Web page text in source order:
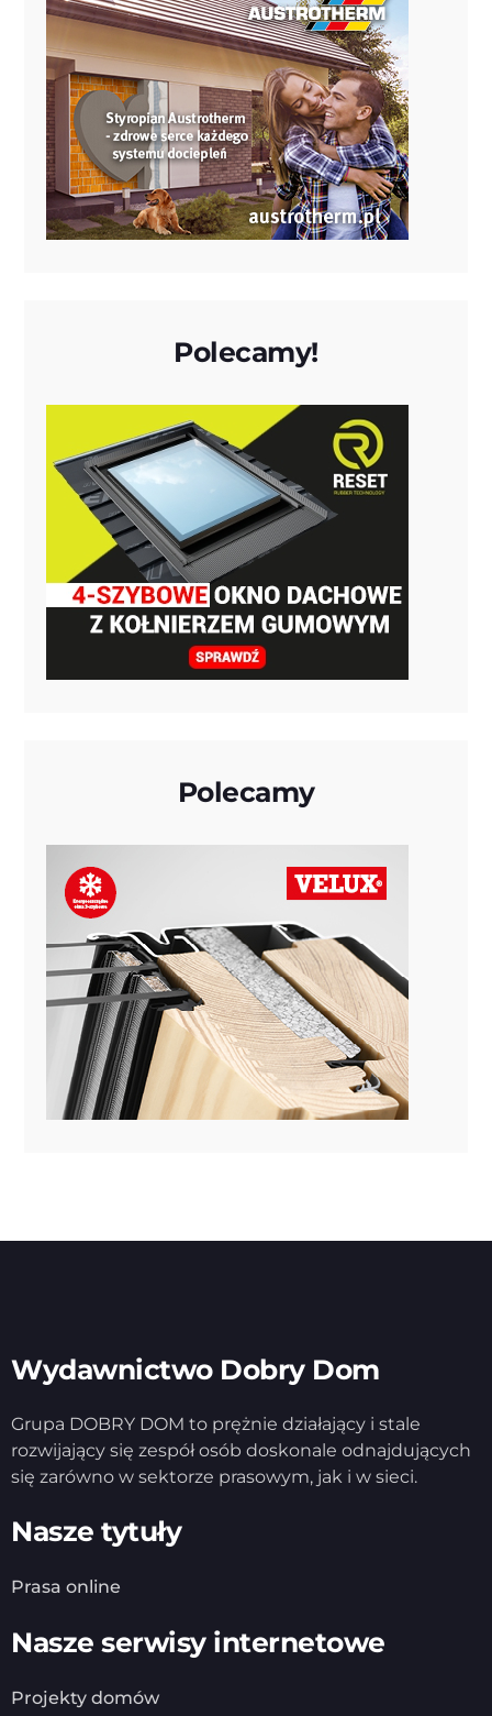
Polecamy!
Polecamy
Wydawnictwo Dobry Dom
Grupa DOBRY DOM to prężnie działający i stale
rozwijający się zespół osób doskonale odnajdujących
się zarówno w sektorze prasowym, jak i w sieci.
Nasze tytuły
Prasa online
Nasze serwisy internetowe
Projekty domów